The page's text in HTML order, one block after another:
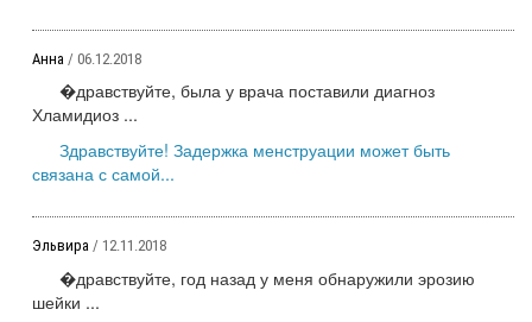
Анна / 06.12.2018
�дравствуйте, была у врача поставили диагноз
Хламидиоз ...
Здравствуйте! Задержка менструации может быть
связана с самой...
Эльвира / 12.11.2018
�дравствуйте, год назад у меня обнаружили эрозию
шейки ...